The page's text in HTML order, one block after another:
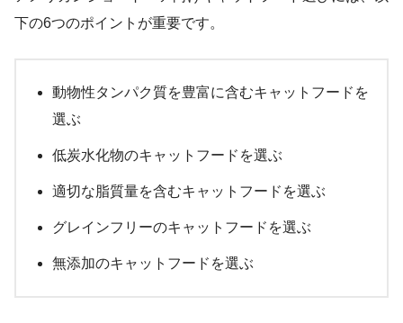
下の6つのポイントが重要です。
動物性タンパク質を豊富に含むキャットフードを
選ぶ
低炭水化物のキャットフードを選ぶ
適切な脂質量を含むキャットフードを選ぶ
グレインフリーのキャットフードを選ぶ
無添加のキャットフードを選ぶ